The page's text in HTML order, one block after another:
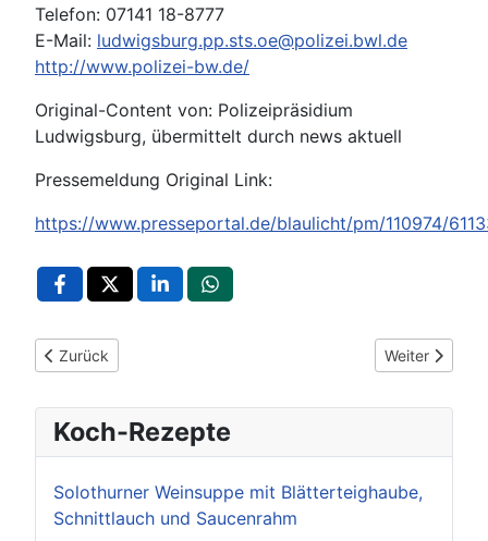
Telefon: 07141 18-8777
E-Mail: ludwigsburg.pp.sts.oe@polizei.bwl.de
http://www.polizei-bw.de/
Original-Content von: Polizeipräsidium
Ludwigsburg, übermittelt durch news aktuell
Pressemeldung Original Link:
https://www.presseportal.de/blaulicht/pm/110974/
Vorheriger Beitrag: POL-LB: Leonberg: Motorradlenker fährt
Zurück Nächster
Weiter
Koch-Rezepte
Solothurner Weinsuppe mit Blätterteighaube,
Schnittlauch und Saucenrahm